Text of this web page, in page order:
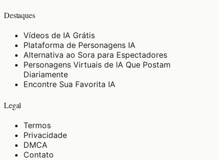
Destaques
Vídeos de IA Grátis
Plataforma de Personagens IA
Alternativa ao Sora para Espectadores
Personagens Virtuais de IA Que Postam
Diariamente
Encontre Sua Favorita IA
Legal
Termos
Privacidade
DMCA
Contato